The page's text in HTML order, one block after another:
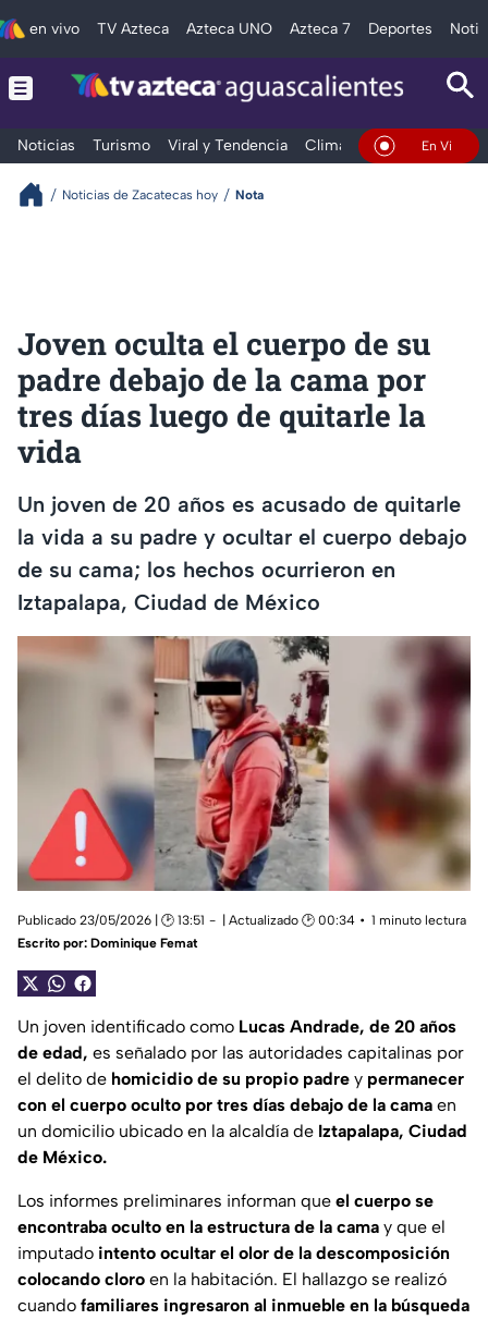
en vivo TV Azteca Azteca UNO Azteca 7 Deportes
Noticias Turismo Viral y Tendencia Clima DeportesEn Vivo
Noticias de Zacatecas hoy Nota
Joven oculta el cuerpo de su
padre debajo de la cama por
tres días luego de quitarle la
vida
Un joven de 20 años es acusado de quitarle
la vida a su padre y ocultar el cuerpo debajo
de su cama; los hechos ocurrieron en
Iztapalapa, Ciudad de México
Publicado 23/05/2026 | 🕑 13:51 | Actualizado 🕑 00:34
1 minuto lectura
Escrito por: Dominique Femat
Un joven identificado como Lucas Andrade, de 20 años
de edad, es señalado por las autoridades capitalinas por
el delito de homicidio de su propio padre y permanecer
con el cuerpo oculto por tres días debajo de la cama en
un domicilio ubicado en la alcaldía de Iztapalapa, Ciudad
de México.
Los informes preliminares informan que el cuerpo se
encontraba oculto en la estructura de la cama y que el
imputado intento ocultar el olor de la descomposición
colocando cloro en la habitación. El hallazgo se realizó
cuando familiares ingresaron al inmueble en la búsqueda